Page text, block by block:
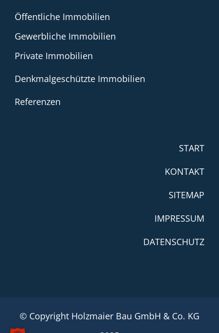
Öffentliche Immobilien
Gewerbliche Immobilien
Private Immobilien
Denkmalgeschützte Immobilien
Referenzen
START
KONTAKT
SITEMAP
IMPRESSUM
DATENSCHUTZ
© Copyright Holzmaier Bau GmbH & Co. KG